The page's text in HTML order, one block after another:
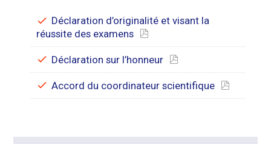
Déclaration d’originalité et visant la
réussite des examens
Déclaration sur l’honneur
Accord du coordinateur scientifique